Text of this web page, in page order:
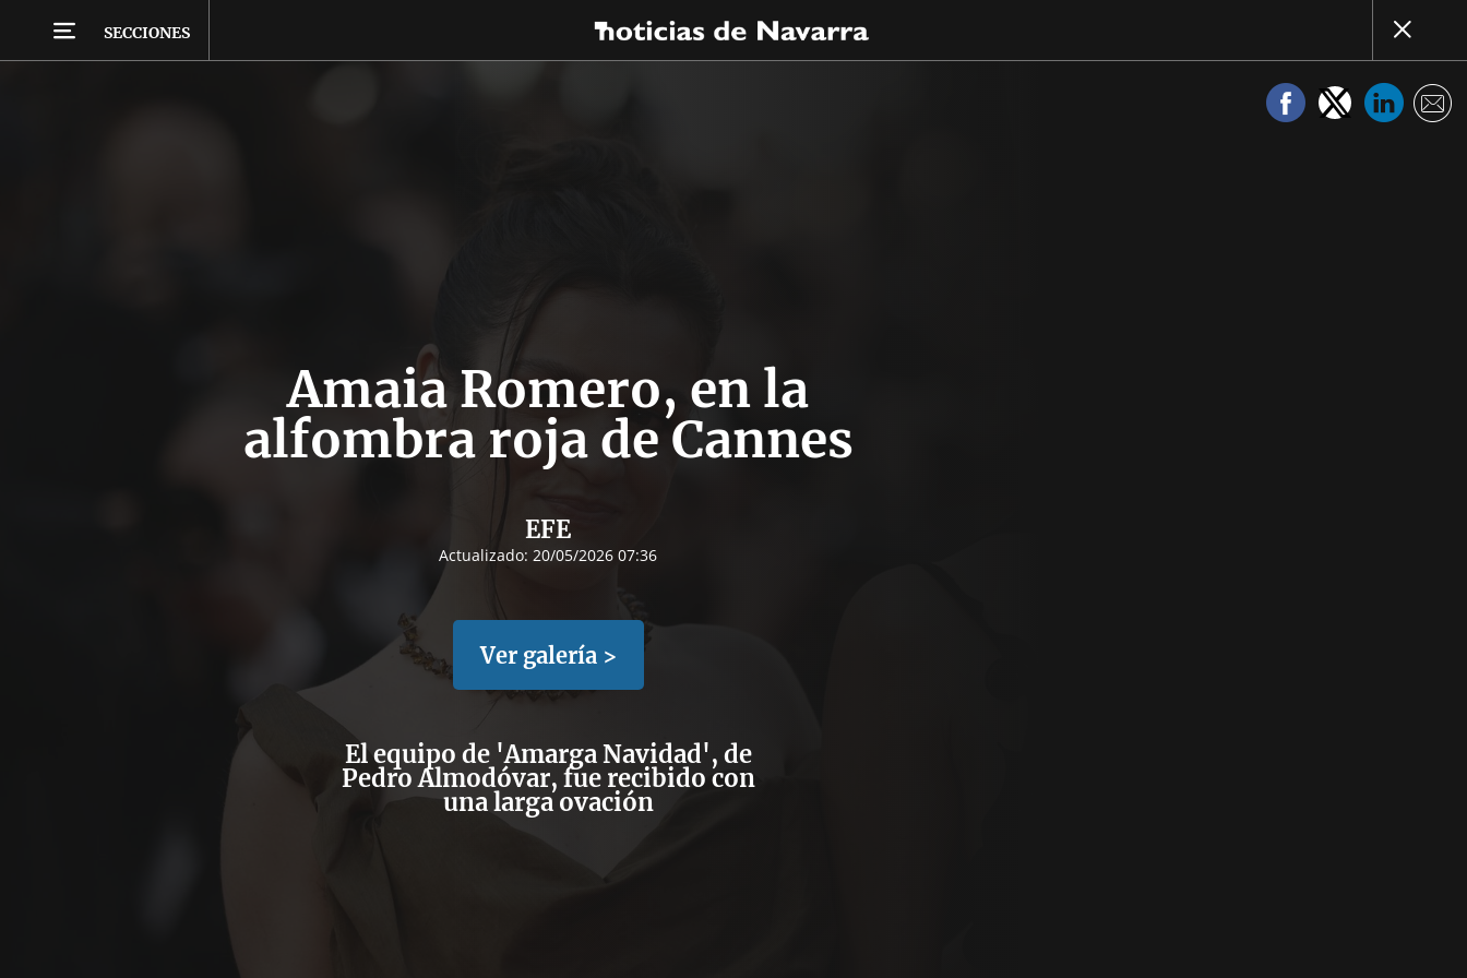
SECCIONES
Amaia Romero, en la
alfombra roja de Cannes
EFE
Actualizado: 20/05/2026 07:36
Ver galería >
El equipo de 'Amarga Navidad', de
Pedro Almodóvar, fue recibido con
una larga ovación